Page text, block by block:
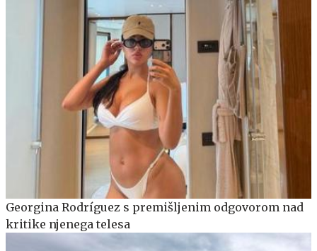
Georgina Rodríguez s premišljenim odgovorom nad
kritike njenega telesa